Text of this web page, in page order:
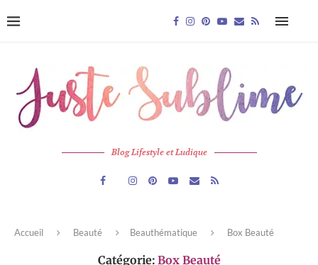
Blog Lifestyle et Ludique
Accueil Beauté Beauthématique Box Beauté
Catégorie: Box Beauté